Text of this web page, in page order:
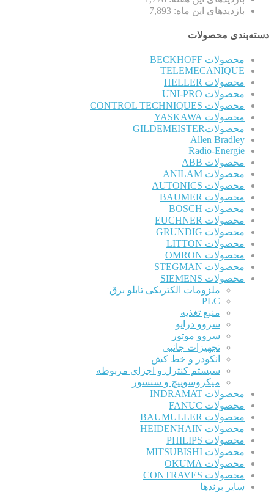
بازدیدهای این ماه: 7,893
دسته‌بندی محصولات
محصولات BECKHOFF
TELEMECANIQUE
محصولات HELLER
محصولات UNI-PRO
محصولات CONTROL TECHNIQUES
محصولات YASKAWA
محصولاتGILDEMEISTER
Allen Bradley
Radio-Energie
محصولات ABB
محصولات ANILAM
محصولات AUTONICS
محصولات BAUMER
محصولات BOSCH
محصولات EUCHNER
محصولات GRUNDIG
محصولات LITTON
محصولات OMRON
محصولات STEGMAN
محصولات SIEMENS
ملزومات الکتریکی تابلو برق
PLC
منبع تغذیه
سروو درایو
سروو موتور
تجهیزات جانبی
انکودر و خط کش
سیستم کنترل و اجزای مربوطه
میکروسوییچ و سنسور
محصولات INDRAMAT
محصولات FANUC
محصولات BAUMULLER
محصولات HEIDENHAIN
محصولات PHILIPS
محصولات MITSUBISHI
محصولات OKUMA
محصولات CONTRAVES
سایر برندها